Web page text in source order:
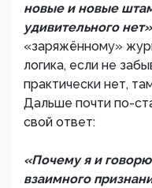
новые и новые
удивительного
«заряжённому»
логика, если не
практически нет,
Дальше почти по-
свой ответ:
«Почему я и
взаимного